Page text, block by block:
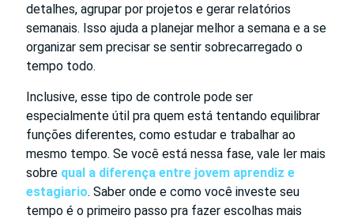
detalhes, agrupar por projetos e gerar relatórios
semanais. Isso ajuda a planejar melhor a semana e a se
organizar sem precisar se sentir sobrecarregado o
tempo todo.
Inclusive, esse tipo de controle pode ser
especialmente útil pra quem está tentando equilibrar
funções diferentes, como estudar e trabalhar ao
mesmo tempo. Se você está nessa fase, vale ler mais
sobre qual a diferença entre jovem aprendiz e
estagiario. Saber onde e como você investe seu
tempo é o primeiro passo pra fazer escolhas mais